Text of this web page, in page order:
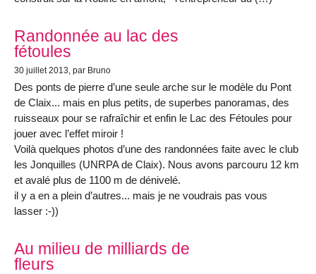
Randonnée au lac des
fétoules
30 juillet 2013, par Bruno
Des ponts de pierre d’une seule arche sur le modèle du Pont
de Claix... mais en plus petits, de superbes panoramas, des
ruisseaux pour se rafraîchir et enfin le Lac des Fétoules pour
jouer avec l’effet miroir !
Voilà quelques photos d’une des randonnées faite avec le club
les Jonquilles (UNRPA de Claix). Nous avons parcouru 12 km
et avalé plus de 1100 m de dénivelé.
il y a en a plein d’autres... mais je ne voudrais pas vous
lasser :-))
Au milieu de milliards de
fleurs